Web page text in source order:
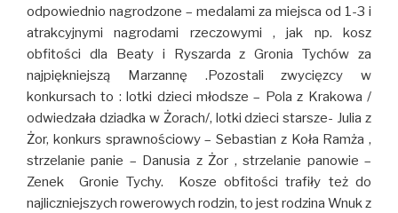
odpowiednio nagrodzone – medalami za miejsca od 1-3 i
atrakcyjnymi nagrodami rzeczowymi , jak np. kosz
obfitości dla Beaty i Ryszarda z Gronia Tychów za
najpiękniejszą Marzannę .Pozostali zwycięzcy w
konkursach to : lotki dzieci młodsze – Pola z Krakowa /
odwiedzała dziadka w Żorach/, lotki dzieci starsze- Julia z
Żor, konkurs sprawnościowy – Sebastian z Koła Ramża ,
strzelanie panie – Danusia z Żor , strzelanie panowie –
Zenek Gronie Tychy. Kosze obfitości trafiły też do
najliczniejszych rowerowych rodzin, to jest rodzina Wnuk z